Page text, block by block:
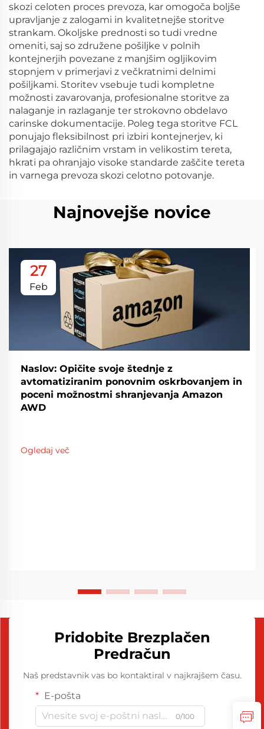
skozi celoten proces prevoza, kar omogoča boljše
upravljanje z zalogami in kvalitetnejše storitve
strankam. Okoljske prednosti so tudi vredne
omeniti, saj so združene pošiljke v polnih
kontejnerjih povezane z manjšim ogljikovim
stopnjem v primerjavi z večkratnimi delnimi
pošiljkami. Storitev vsebuje tudi kompletne
možnosti zavarovanja, profesionalne storitve za
nalaganje in razlaganje ter strokovno obdelavo
carinske dokumentacije. Poleg tega storitve FCL
ponujajo fleksibilnost pri izbiri kontejnerjev, ki
prilagajajo različnim vrstam in velikostim tereta,
hkrati pa ohranjajo visoke standarde zaščite tereta
in varnega prevoza skozi celotno potovanje.
Najnovejše novice
27
Feb
Naslov: Opičite svoje štednje z
avtomatiziranim ponovnim oskrbovanjem in
poceni možnostmi shranjevanja Amazon
AWD
Ogledaj več
Pridobite Brezplačen
Predračun
Naš predstavnik vas bo kontaktiral v najkrajšem času.
E-pošta
0/100